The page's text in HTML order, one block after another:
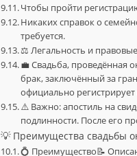
Чтобы пройти
Никаких справок о
требуется.
⚖️ Легальность и
💼 Свадьба, проведённая
брак, заключённый за
официально регистрирует
⚠️ Важно: апостиль на
подлинности. После его
💡 Преимущества свадьбы
💍 Преимущество📝